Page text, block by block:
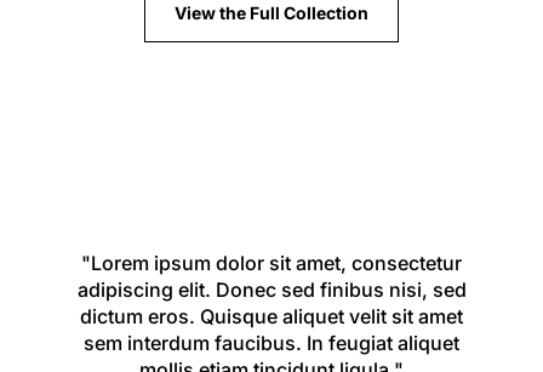
View the Full Collection
"Lorem ipsum dolor sit amet, consectetur
adipiscing elit. Donec sed finibus nisi, sed
dictum eros. Quisque aliquet velit sit amet
sem interdum faucibus. In feugiat aliquet